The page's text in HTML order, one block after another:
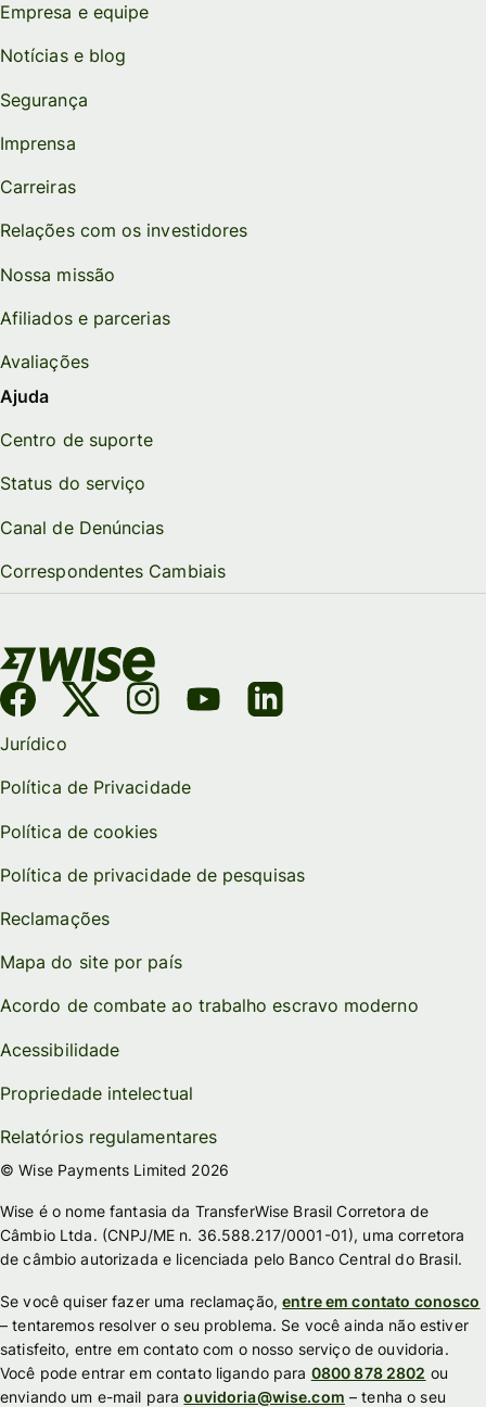
Empresa e equipe
Notícias e blog
Segurança
Imprensa
Carreiras
Relações com os investidores
Nossa missão
Afiliados e parcerias
Avaliações
Ajuda
Centro de suporte
Status do serviço
Canal de Denúncias
Correspondentes Cambiais
Jurídico
Política de Privacidade
Política de cookies
Política de privacidade de pesquisas
Reclamações
Mapa do site por país
Acordo de combate ao trabalho escravo moderno
Acessibilidade
Propriedade intelectual
Relatórios regulamentares
© Wise Payments Limited 2026
Wise é o nome fantasia da TransferWise Brasil Corretora de
Câmbio Ltda. (CNPJ/ME n. 36.588.217/0001-01), uma corretora
de câmbio autorizada e licenciada pelo Banco Central do Brasil.
Se você quiser fazer uma reclamação,entre em contato conosco
– tentaremos resolver o seu problema. Se você ainda não estiver
satisfeito, entre em contato com o nosso serviço de ouvidoria.
Você pode entrar em contato ligando para 0800 878 2802 ou
enviando um e-mail paraouvidoria@wise.com – tenha o seu